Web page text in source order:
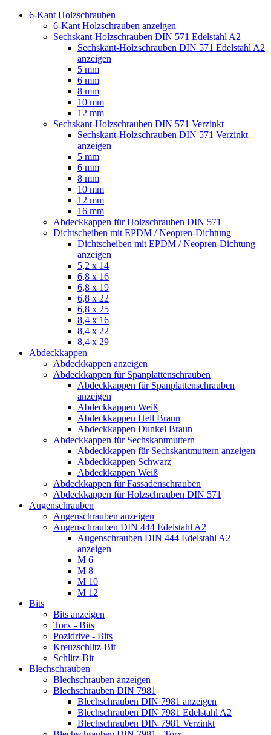
6-Kant Holzschrauben
6-Kant Holzschrauben anzeigen
Sechskant-Holzschrauben DIN 571 Edelstahl A2
Sechskant-Holzschrauben DIN 571 Edelstahl A2
anzeigen
5 mm
6 mm
8 mm
10 mm
12 mm
Sechskant-Holzschrauben DIN 571 Verzinkt
Sechskant-Holzschrauben DIN 571 Verzinkt
anzeigen
5 mm
6 mm
8 mm
10 mm
12 mm
16 mm
Abdeckkappen für Holzschrauben DIN 571
Dichtscheiben mit EPDM / Neopren-Dichtung
Dichtscheiben mit EPDM / Neopren-Dichtung
anzeigen
5,2 x 14
6,8 x 16
6,8 x 19
6,8 x 22
6,8 x 25
8,4 x 16
8,4 x 22
8,4 x 29
Abdeckkappen
Abdeckkappen anzeigen
Abdeckkappen für Spanplattenschrauben
Abdeckkappen für Spanplattenschrauben
anzeigen
Abdeckkappen Weiß
Abdeckkappen Hell Braun
Abdeckkappen Dunkel Braun
Abdeckkappen für Sechskantmuttern
Abdeckkappen für Sechskantmuttern anzeigen
Abdeckkappen Schwarz
Abdeckkappen Weiß
Abdeckkappen für Fassadenschrauben
Abdeckkappen für Holzschrauben DIN 571
Augenschrauben
Augenschrauben anzeigen
Augenschrauben DIN 444 Edelstahl A2
Augenschrauben DIN 444 Edelstahl A2
anzeigen
M 6
M 8
M 10
M 12
Bits
Bits anzeigen
Torx - Bits
Pozidrive - Bits
Kreuzschlitz-Bit
Schlitz-Bit
Blechschrauben
Blechschrauben anzeigen
Blechschrauben DIN 7981
Blechschrauben DIN 7981 anzeigen
Blechschrauben DIN 7981 Edelstahl A2
Blechschrauben DIN 7981 Verzinkt